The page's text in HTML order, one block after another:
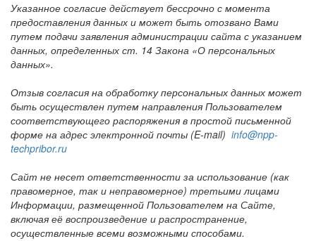
Указанное согласие действует бессрочно с момента
предоставления данных и может быть отозвано Вами
путем подачи заявления администрации сайта с указанием
данных, определенных ст. 14 Закона «О персональных
данных».
Отзыв согласия на обработку персональных данных может
быть осуществлен путем направления Пользователем
соответствующего распоряжения в простой письменной
форме на адрес электронной почты (E-mail) info@npp-
techpribor.ru
Сайт не несет ответственности за использование (как
правомерное, так и неправомерное) третьими лицами
Информации, размещенной Пользователем на Сайте,
включая её воспроизведение и распространение,
осуществленные всеми возможными способами.